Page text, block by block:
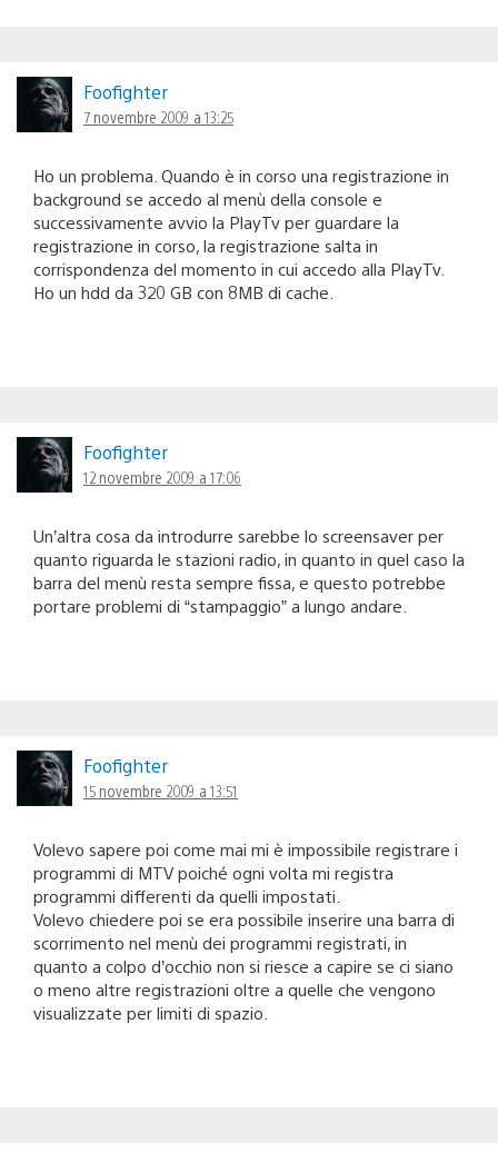
Foofighter
7 novembre 2009 a 13:25
Ho un problema. Quando è in corso una registrazione in
background se accedo al menù della console e
successivamente avvio la PlayTv per guardare la
registrazione in corso, la registrazione salta in
corrispondenza del momento in cui accedo alla PlayTv.
Ho un hdd da 320 GB con 8MB di cache.
Foofighter
12 novembre 2009 a 17:06
Un’altra cosa da introdurre sarebbe lo screensaver per
quanto riguarda le stazioni radio, in quanto in quel caso la
barra del menù resta sempre fissa, e questo potrebbe
portare problemi di “stampaggio” a lungo andare.
Foofighter
15 novembre 2009 a 13:51
Volevo sapere poi come mai mi è impossibile registrare i
programmi di MTV poiché ogni volta mi registra
programmi differenti da quelli impostati.
Volevo chiedere poi se era possibile inserire una barra di
scorrimento nel menù dei programmi registrati, in
quanto a colpo d’occhio non si riesce a capire se ci siano
o meno altre registrazioni oltre a quelle che vengono
visualizzate per limiti di spazio.